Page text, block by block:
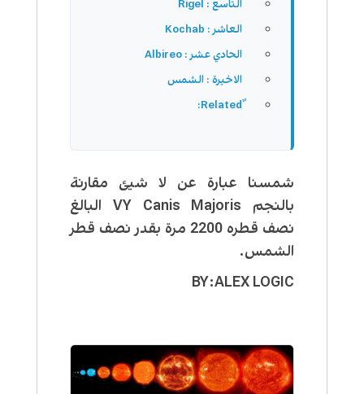
التاسع : Rigel
العاشر : Kochab
الحادي عشر : Albireo
الاخيرة : الشمس
ٌRelated:
شمسنا عبارة عن لا شيئ مقارنة
بالنجم VY Canis Majoris البالغ
نصف قطره 2200 مرة بقدر نصف قطر
الشمس.
BY:ALEX LOGIC